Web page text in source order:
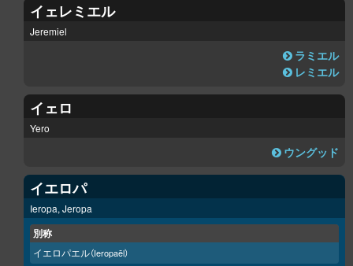
イェレミエル
Jeremiel
ラミエル
レミエル
イェロ
Yero
ウングッド
イエロパ
Ieropa, Jeropa
別称
イエロパエル（Ieropaēl）